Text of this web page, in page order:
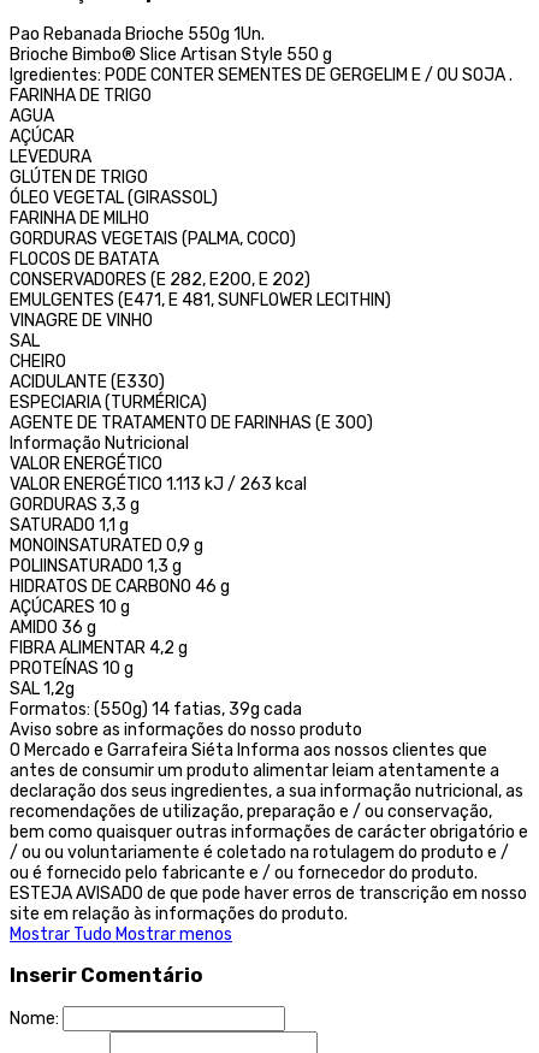
Pao Rebanada Brioche 550g 1Un.
Brioche Bimbo® Slice Artisan Style 550 g
Igredientes: PODE CONTER SEMENTES DE GERGELIM E / OU SOJA .
FARINHA DE TRIGO
AGUA
AÇÚCAR
LEVEDURA
GLÚTEN DE TRIGO
ÓLEO VEGETAL (GIRASSOL)
FARINHA DE MILHO
GORDURAS VEGETAIS (PALMA, COCO)
FLOCOS DE BATATA
CONSERVADORES (E 282, E200, E 202)
EMULGENTES (E471, E 481, SUNFLOWER LECITHIN)
VINAGRE DE VINHO
SAL
CHEIRO
ACIDULANTE (E330)
ESPECIARIA (TURMÉRICA)
AGENTE DE TRATAMENTO DE FARINHAS (E 300)
Informação Nutricional
VALOR ENERGÉTICO
VALOR ENERGÉTICO 1.113 kJ / 263 kcal
GORDURAS 3,3 g
SATURADO 1,1 g
MONOINSATURATED 0,9 g
POLIINSATURADO 1,3 g
HIDRATOS DE CARBONO 46 g
AÇÚCARES 10 g
AMIDO 36 g
FIBRA ALIMENTAR 4,2 g
PROTEÍNAS 10 g
SAL 1,2g
Formatos: (550g) 14 fatias, 39g cada
Aviso sobre as informações do nosso produto
O Mercado e Garrafeira Siéta Informa aos nossos clientes que
antes de consumir um produto alimentar leiam atentamente a
declaração dos seus ingredientes, a sua informação nutricional, as
recomendações de utilização, preparação e / ou conservação,
bem como quaisquer outras informações de carácter obrigatório e
/ ou ou voluntariamente é coletado na rotulagem do produto e /
ou é fornecido pelo fabricante e / ou fornecedor do produto.
ESTEJA AVISADO de que pode haver erros de transcrição em nosso
site em relação às informações do produto.
Mostrar Tudo Mostrar menos
Inserir Comentário
Nome: